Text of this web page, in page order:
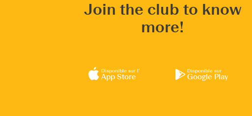
Join the club to know
more!
Disponible sur l’
App Store
Disponible sur
Google Play